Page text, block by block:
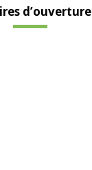
d’ouverture